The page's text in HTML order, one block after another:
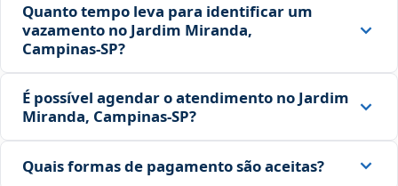
Quanto tempo leva para identificar um
vazamento no Jardim Miranda,
Campinas‑SP?
É possível agendar o atendimento no Jardim
Miranda, Campinas‑SP?
Quais formas de pagamento são aceitas?